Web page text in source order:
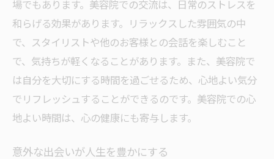
場でもあります。美容院での交流は、日常のストレスを
和らげる効果があります。リラックスした雰囲気の中
で、スタイリストや他のお客様との会話を楽しむこと
で、気持ちが軽くなることがあります。また、美容院で
は自分を大切にする時間を過ごせるため、心地よい気分
でリフレッシュすることができるのです。美容院での心
地よい時間は、心の健康にも寄与します。
意外な出会いが人生を豊かにする